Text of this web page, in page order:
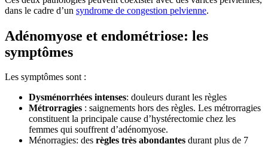
dans le cadre d’un syndrome de congestion pelvienne.
Adénomyose et endométriose: les
symptômes
Les symptômes sont :
Dysménorrhées intenses: douleurs durant les règles
Métrorragies : saignements hors des règles. Les métrorragies
constituent la principale cause d’hystérectomie chez les
femmes qui souffrent d’adénomyose.
Ménorragies: des règles très abondantes durant plus de 7